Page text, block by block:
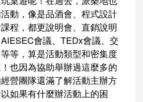
動，像是品酒會、程式設計
程，都更說明會、直銷說明
會議、TEDx會議、交
等，算是活動類型和密集度
也因為協助舉辦過這麼多的
營團隊還滿了解活動主辦方
如果有什麼辦活動上的困